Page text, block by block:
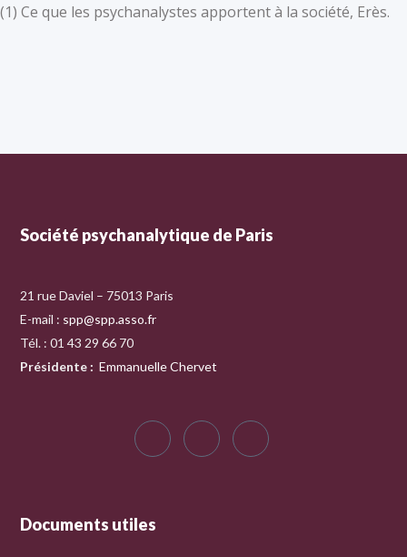
(1) Ce que les psychanalystes apportent à la société, Erès.
Société psychanalytique de Paris
21 rue Daviel – 75013 Paris
E-mail : spp@spp.asso.fr
Tél. : 01 43 29 66 70
Présidente : Emmanuelle Chervet
Documents utiles